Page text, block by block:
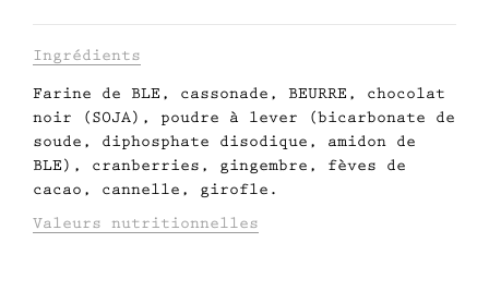
Mon compte
E-Shop
Informations
relatives
au
produit
Ingrédients
Farine de BLE, cassonade, BEURRE, chocolat
noir (SOJA), poudre à lever (bicarbonate de
soude, diphosphate disodique, amidon de
BLE), cranberries, gingembre, fèves de
cacao, cannelle, girofle.
Valeurs nutritionnelles